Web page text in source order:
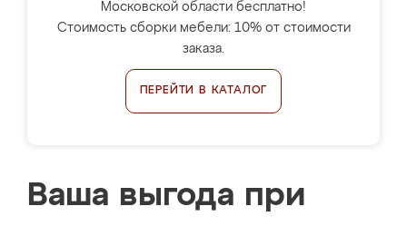
Московской области бесплатно!
Стоимость сборки мебели: 10% от стоимости
заказа.
ПЕРЕЙТИ В КАТАЛОГ
Ваша выгода при